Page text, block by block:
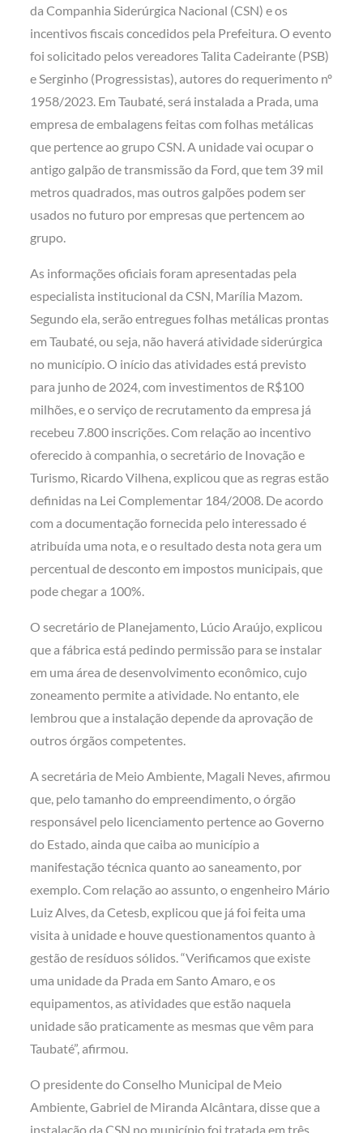
da Companhia Siderúrgica Nacional (CSN) e os
incentivos fiscais concedidos pela Prefeitura. O evento
foi solicitado pelos vereadores Talita Cadeirante (PSB)
e Serginho (Progressistas), autores do requerimento nº
1958/2023. Em Taubaté, será instalada a Prada, uma
empresa de embalagens feitas com folhas metálicas
que pertence ao grupo CSN. A unidade vai ocupar o
antigo galpão de transmissão da Ford, que tem 39 mil
metros quadrados, mas outros galpões podem ser
usados no futuro por empresas que pertencem ao
grupo.
As informações oficiais foram apresentadas pela
especialista institucional da CSN, Marília Mazom.
Segundo ela, serão entregues folhas metálicas prontas
em Taubaté, ou seja, não haverá atividade siderúrgica
no município. O início das atividades está previsto
para junho de 2024, com investimentos de R$100
milhões, e o serviço de recrutamento da empresa já
recebeu 7.800 inscrições. Com relação ao incentivo
oferecido à companhia, o secretário de Inovação e
Turismo, Ricardo Vilhena, explicou que as regras estão
definidas na Lei Complementar 184/2008. De acordo
com a documentação fornecida pelo interessado é
atribuída uma nota, e o resultado desta nota gera um
percentual de desconto em impostos municipais, que
pode chegar a 100%.
O secretário de Planejamento, Lúcio Araújo, explicou
que a fábrica está pedindo permissão para se instalar
em uma área de desenvolvimento econômico, cujo
zoneamento permite a atividade. No entanto, ele
lembrou que a instalação depende da aprovação de
outros órgãos competentes.
A secretária de Meio Ambiente, Magali Neves, afirmou
que, pelo tamanho do empreendimento, o órgão
responsável pelo licenciamento pertence ao Governo
do Estado, ainda que caiba ao município a
manifestação técnica quanto ao saneamento, por
exemplo. Com relação ao assunto, o engenheiro Mário
Luiz Alves, da Cetesb, explicou que já foi feita uma
visita à unidade e houve questionamentos quanto à
gestão de resíduos sólidos. “Verificamos que existe
uma unidade da Prada em Santo Amaro, e os
equipamentos, as atividades que estão naquela
unidade são praticamente as mesmas que vêm para
Taubaté”, afirmou.
O presidente do Conselho Municipal de Meio
Ambiente, Gabriel de Miranda Alcântara, disse que a
instalação da CSN no município foi tratada em três